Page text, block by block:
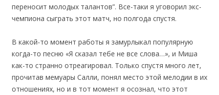
переносит молодых талантов”. Все-таки я уговорил экс-
чемпиона сыграть этот матч, но полгода спустя.
В какой-то момент работы я замурлыкал популярную
когда-то песню «Я сказал тебе не все слова…», и Миша
как-то странно отреагировал. Только спустя много лет,
прочитав мемуары Салли, понял место этой мелодии в их
отношениях, но и в тот момент я осознал, что этот